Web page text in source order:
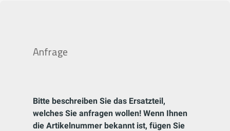
Anfrage
Bitte beschreiben Sie das Ersatzteil,
welches Sie anfragen wollen! Wenn Ihnen
die Artikelnummer bekannt ist, fügen Sie